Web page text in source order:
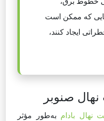
که ممکن است
ایجاد کنند،
صنوبر
نهال بادام به‌طور مؤثر